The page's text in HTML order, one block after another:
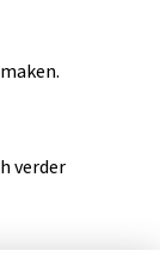
verder